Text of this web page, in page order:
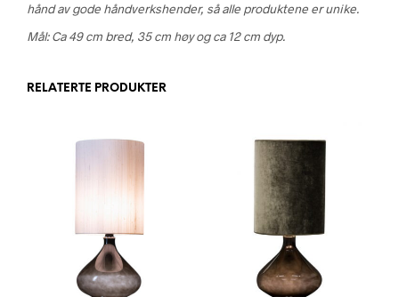
hånd av gode håndverkshender, så alle produktene er unike.
Mål: Ca 49 cm bred, 35 cm høy og ca 12 cm dyp.
RELATERTE PRODUKTER